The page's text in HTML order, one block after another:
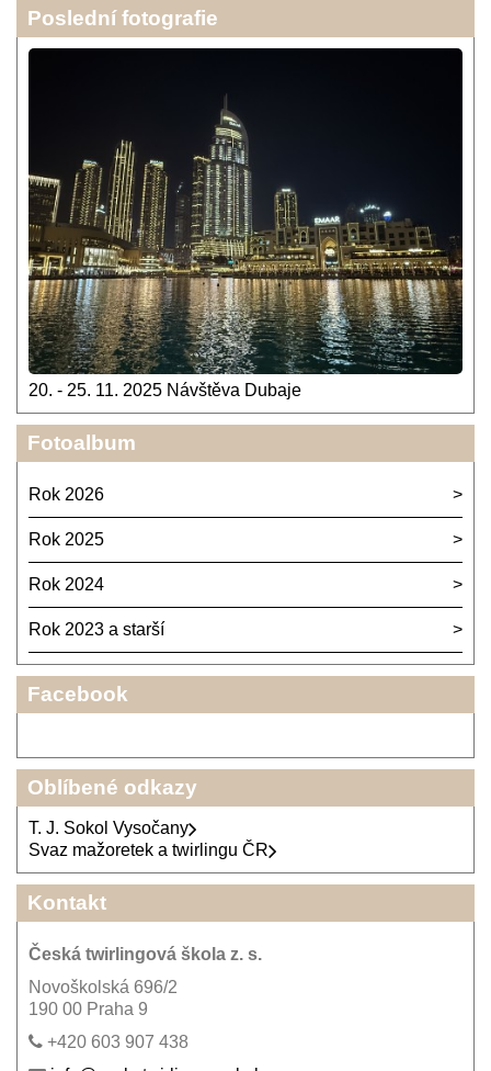
Poslední fotografie
20. - 25. 11. 2025 Návštěva Dubaje
Fotoalbum
Rok 2026
Rok 2025
Rok 2024
Rok 2023 a starší
Facebook
Oblíbené odkazy
T. J. Sokol Vysočany
Svaz mažoretek a twirlingu ČR
Kontakt
Česká twirlingová škola z. s.
Novoškolská 696/2
190 00 Praha 9
+420 603 907 438